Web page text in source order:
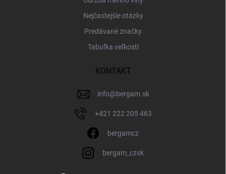
Nejčastejšie otázky
Predávané značky
Tabuľka veľkostí
KONTAKT
info@bergam.sk
+421 222 205 463
bergamcz
bergam_czsk